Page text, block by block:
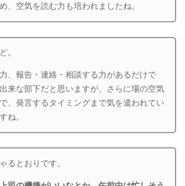
、空気を読む力も培われましたね。
。
、報告・連絡・相談する力があるだけで
来な部下だと思いますが、さらに場の空気
、発言するタイミングまで気を遣われてい
ね。
るとおりです。